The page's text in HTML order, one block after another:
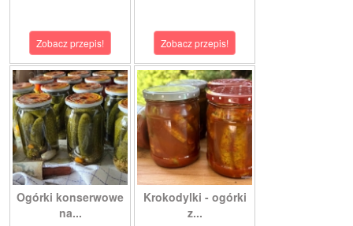
Zobacz przepis! Zobacz przepis!
Ogórki konserwowe
na...
Krokodylki - ogórki
z...